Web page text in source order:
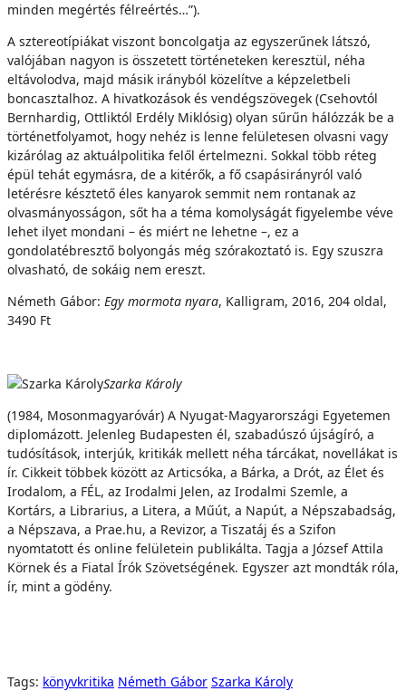
minden megértés félreértés…”).
A sztereotípiákat viszont boncolgatja az egyszerűnek látszó,
valójában nagyon is összetett történeteken keresztül, néha
eltávolodva, majd másik irányból közelítve a képzeletbeli
boncasztalhoz. A hivatkozások és vendégszövegek (Csehovtól
Bernhardig, Ottliktól Erdély Miklósig) olyan sűrűn hálózzák be a
történetfolyamot, hogy nehéz is lenne felületesen olvasni vagy
kizárólag az aktuálpolitika felől értelmezni. Sokkal több réteg
épül tehát egymásra, de a kitérők, a fő csapásirányról való
letérésre késztető éles kanyarok semmit nem rontanak az
olvasmányosságon, sőt ha a téma komolyságát figyelembe véve
lehet ilyet mondani – és miért ne lehetne –, ez a
gondolatébresztő bolyongás még szórakoztató is. Egy szuszra
olvasható, de sokáig nem ereszt.
Németh Gábor: Egy mormota nyara, Kalligram, 2016, 204 oldal,
3490 Ft
Szarka Károly
(1984, Mosonmagyaróvár) A Nyugat-Magyarországi Egyetemen
diplomázott. Jelenleg Budapesten él, szabadúszó újságíró, a
tudósítások, interjúk, kritikák mellett néha tárcákat, novellákat is
ír. Cikkeit többek között az Articsóka, a Bárka, a Drót, az Élet és
Irodalom, a FÉL, az Irodalmi Jelen, az Irodalmi Szemle, a
Kortárs, a Librarius, a Litera, a Műút, a Napút, a Népszabadság,
a Népszava, a Prae.hu, a Revizor, a Tiszatáj és a Szifon
nyomtatott és online felületein publikálta. Tagja a József Attila
Körnek és a Fiatal Írók Szövetségének. Egyszer azt mondták róla,
ír, mint a gödény.
Tags: könyvkritika Németh Gábor Szarka Károly